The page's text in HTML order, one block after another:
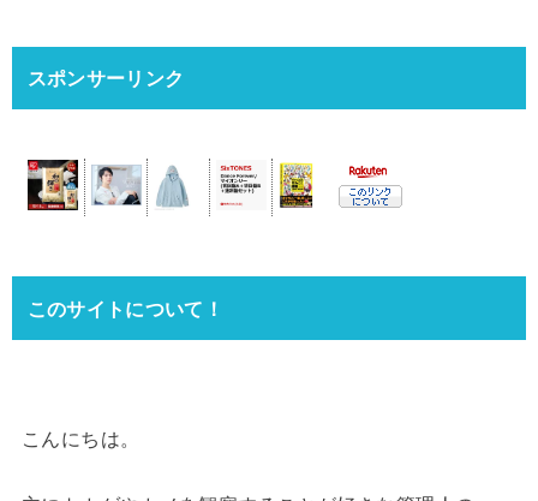
スポンサーリンク
このサイトについて！
こんにちは。